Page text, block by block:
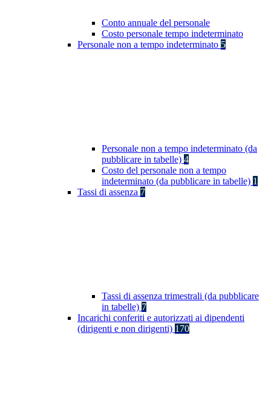
Conto annuale del personale
Costo personale tempo indeterminato
Personale non a tempo indeterminato 5
Personale non a tempo indeterminato (da
pubblicare in tabelle) 4
Costo del personale non a tempo
indeterminato (da pubblicare in tabelle) 1
Tassi di assenza 7
Tassi di assenza trimestrali (da pubblicare
in tabelle) 7
Incarichi conferiti e autorizzati ai dipendenti
(dirigenti e non dirigenti) 170